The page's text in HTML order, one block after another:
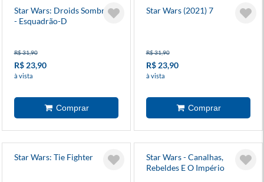
Star Wars: Droids Sombrios
- Esquadrão-D
R$ 31,90
R$ 23,90
à vista
Star Wars (2021) 7
R$ 31,90
R$ 23,90
à vista
Star Wars: Tie Fighter
Star Wars - Canalhas,
Rebeldes E O Império